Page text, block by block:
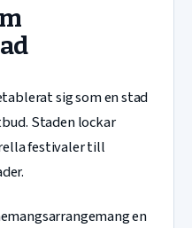
sig som en stad
Staden lockar
festivaler till
en